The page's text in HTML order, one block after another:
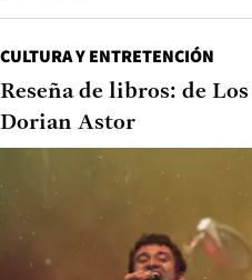
CULTURA Y ENTRETENCIÓN
Reseña de libros: de
Dorian Astor